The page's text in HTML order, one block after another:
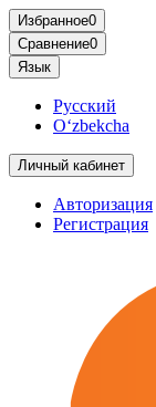
Избранное0
Сравнение0
Язык
Русский
O‘zbekcha
Личный кабинет
Авторизация
Регистрация